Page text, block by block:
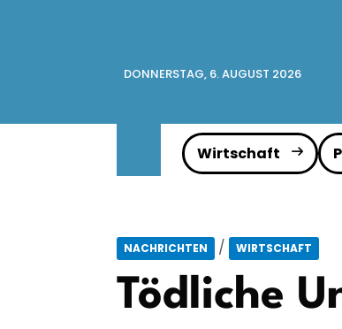
DONNERSTAG, 6. AUGUST 2026
Wirtschaft
NACHRICHTEN / WIRTSCHAFT
Tödliche